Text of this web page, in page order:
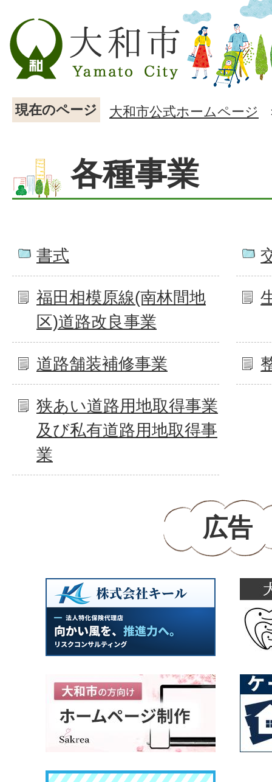
現在のページ 大和市公式ホームページ
各種事業
書式
福田相模原線(南林間地
区)道路改良事業
道路舗装補修事業
狭あい道路用地取得事業
及び私有道路用地取得事
業
広告